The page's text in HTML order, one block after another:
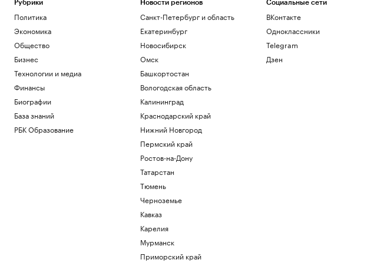
Рубрики
Политика
Экономика
Общество
Бизнес
Технологии и медиа
Финансы
Биографии
База знаний
РБК Образование
Новости регионов
Санкт-Петербург и область
Екатеринбург
Новосибирск
Омск
Башкортостан
Вологодская область
Калининград
Краснодарский край
Нижний Новгород
Пермский край
Ростов-на-Дону
Татарстан
Тюмень
Черноземье
Кавказ
Карелия
Мурманск
Приморский край
Социальные сети
ВКонтакте
Одноклассники
Telegram
Дзен